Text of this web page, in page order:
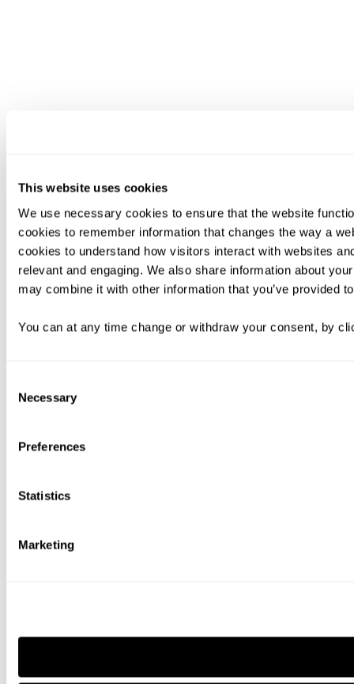
This website uses cookies
We use necessary cookies to ensure that the website
cookies to remember information that changes the way a
cookies to understand how visitors interact with websites
relevant and engaging. We also share information about
may combine it with other information that you’ve provided
You can at any time change or withdraw your consent, by
Selection
Necessary
Preferences
Statistics
Marketing